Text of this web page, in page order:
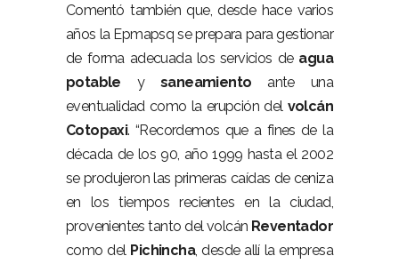
Comentó también que, desde hace varios
años la Epmapsq se prepara para gestionar
de forma adecuada los servicios de agua
potable y saneamiento ante una
eventualidad como la erupción del volcán
Cotopaxi. “Recordemos que a fines de la
década de los 90, año 1999 hasta el 2002
se produjeron las primeras caídas de ceniza
en los tiempos recientes en la ciudad,
provenientes tanto del volcán Reventador
como del Pichincha, desde allí la empresa